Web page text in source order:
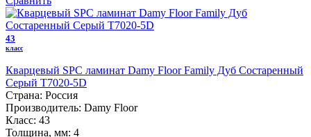
43
класс
Кварцевый SPC ламинат Damy Floor Family Дуб Состаренный
Серый T7020-5D
Страна: Россия
Производитель: Damy Floor
Класс: 43
Толщина, мм: 4